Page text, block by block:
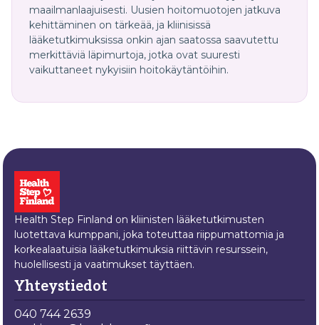
maailmanlaajuisesti. Uusien hoitomuotojen jatkuva
kehittäminen on tärkeää, ja kliinisissä
lääketutkimuksissa onkin ajan saatossa saavutettu
merkittäviä läpimurtoja, jotka ovat suuresti
vaikuttaneet nykyisiin hoitokäytäntöihin.
Health Step Finland on kliinisten lääketutkimusten
luotettava kumppani, joka toteuttaa riippumattomia ja
korkealaatuisia lääketutkimuksia riittävin resurssein,
huolellisesti ja vaatimukset täyttäen.
Yhteystiedot
040 744 2639